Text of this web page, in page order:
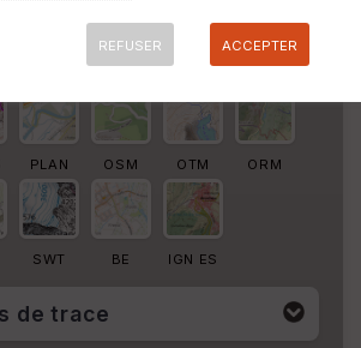
PLAN OSM OTM ORM
SWT BE IGN ES
de trace
REFUSER ACCEPTER